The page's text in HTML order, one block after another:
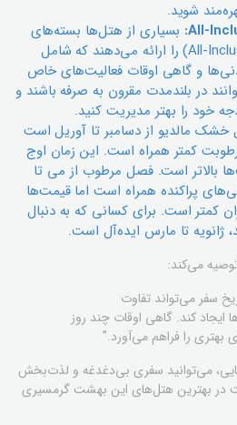
شوید.
بسیاری از هتل‌ها بسته‌های
«همه چیز شامل» (All-Inclusive) را ارائه می‌دهند که شامل
و گاهی اوقات فعالیت‌های خاص
در بلندمدت مقرون به صرفه باشند و
خود را بهتر مدیریت کنید.
مالدیو از دسامبر تا آوریل است
کمتر همراه است. این زمان اوج
بالاتر است. فصل مرطوب از می تا
پراکنده همراه است اما قیمت‌ها
کمتر است. برای کسانی که به دنبال
تا مارس ایده‌آل است.
می‌کند:
سفر می‌تواند تفاوت
کند. گاهی اوقات چند روز
را فراهم می‌آورد.”
می‌توانید سفری بی‌دغدغه و لذت‌بخش
در بهترین هتل‌های این بهشت گرمسیری